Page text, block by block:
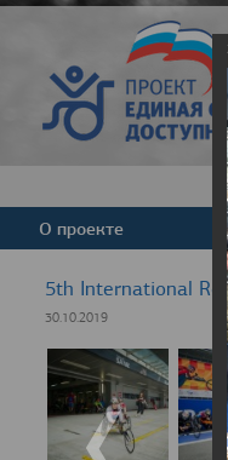
О проекте
5th International
30.10.2019